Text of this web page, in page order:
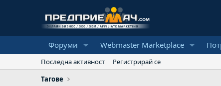
Форуми Webmaster Marketplace
Последна активност
Регистрирай се
Тагове